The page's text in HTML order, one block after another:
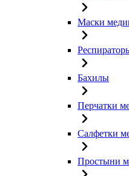
Маски
Бахилы
Перчатки
Салфетки
Простыни